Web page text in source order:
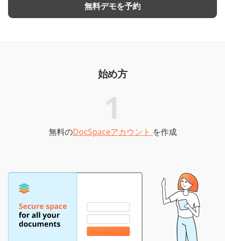
無料デモを予約
始め方
1
無料のDocSpaceアカウント を作成